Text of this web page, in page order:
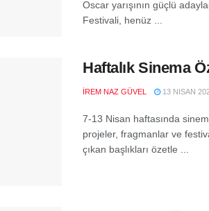
Oscar yarışının güçlü
Festivali, henüz ...
Haftalık Sinema
İREM NAZ GÜVEL 13 NISAN
7-13 Nisan haftasında
projeler, fragmanlar ve
çıkan başlıkları özetle ...